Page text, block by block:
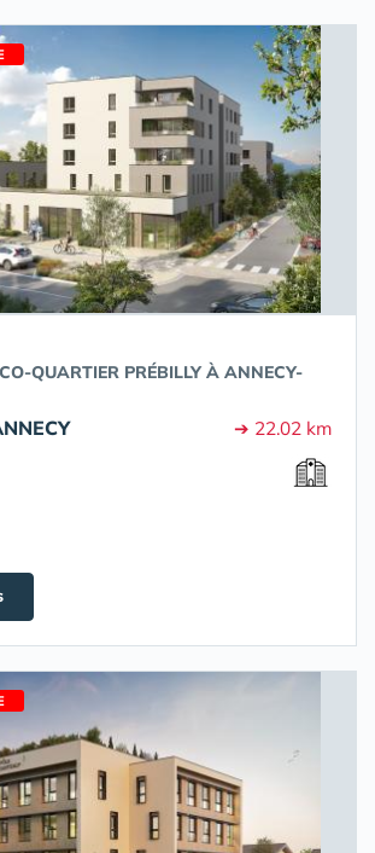
QUARTIER PRÉBILLY À ANNECY-
➔ 22.02 km